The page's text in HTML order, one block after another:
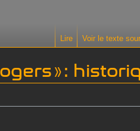
» :
Lire Voir le texte